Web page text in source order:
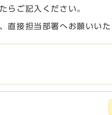
らご記入ください。
直接担当部署へお願いい